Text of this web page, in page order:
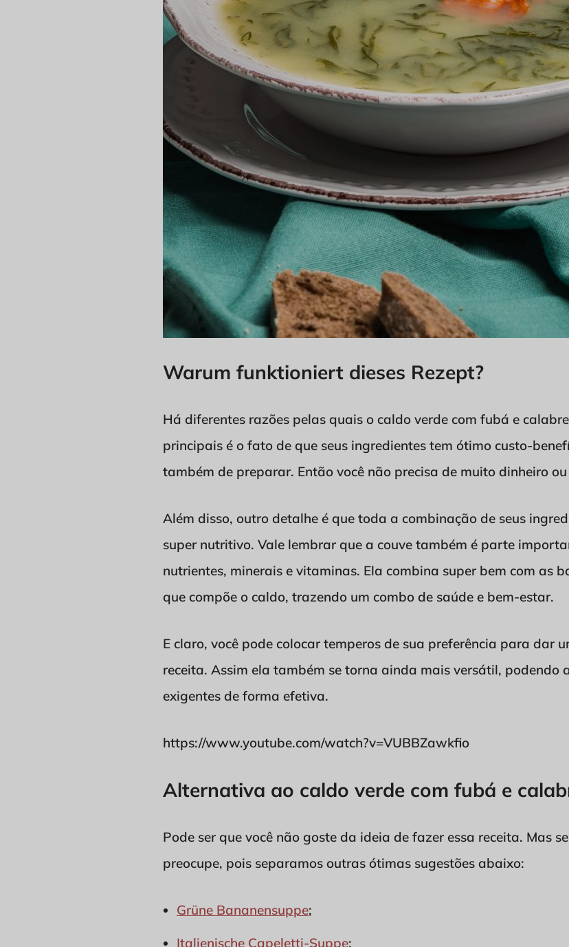
Warum funktioniert dieses Rezept?
Há diferentes razões pelas quais o caldo verde com fubá e
principais é o fato de que seus ingredientes tem ótimo custo-
também de preparar. Então você não precisa de muito dinheiro
Além disso, outro detalhe é que toda a combinação de seus
super nutritivo. Vale lembrar que a couve também é parte
nutrientes, minerais e vitaminas. Ela combina super bem com as
que compõe o caldo, trazendo um combo de saúde e bem-estar.
E claro, você pode colocar temperos de sua preferência para dar
receita. Assim ela também se torna ainda mais versátil,
exigentes de forma efetiva.
https://www.youtube.com/watch?v=VUBBZawkfio
Alternativa ao caldo verde com fubá e
Pode ser que você não goste da ideia de fazer essa receita. Mas
preocupe, pois separamos outras ótimas sugestões abaixo:
Grüne Bananensuppe;
Italienische Capeletti-Suppe;